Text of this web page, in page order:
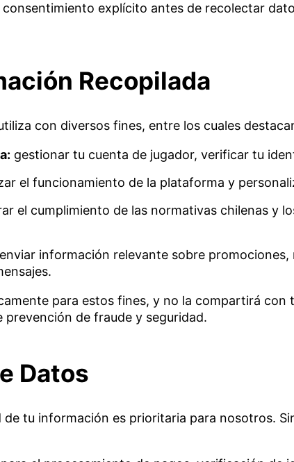
explícito antes de recolectar
Recopilada
con diversos fines, entre los cuales
gestionar tu cuenta de jugador, verificar tu
el funcionamiento de la plataforma y
el cumplimiento de las normativas chilenas y
enviar información relevante sobre
para estos fines, y no la compartirá con
de fraude y seguridad.
Datos
tu información es prioritaria para nosotros.